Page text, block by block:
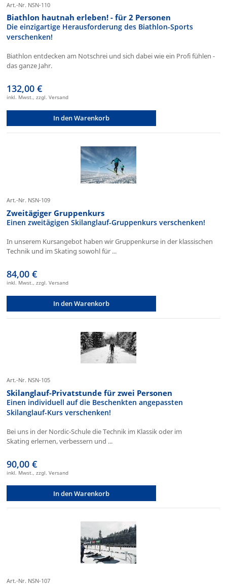
Art.-Nr. NSN-110
Biathlon hautnah erleben! - für 2 Personen
Die einzigartige Herausforderung des Biathlon-Sports
verschenken!
Biathlon entdecken am Notschrei und sich dabei wie ein Profi fühlen -
das ganze Jahr.
132,00 €
inkl. Mwst., zzgl. Versand
In den Warenkorb
Art.-Nr. NSN-109
Zweitägiger Gruppenkurs
Einen zweitägigen Skilanglauf-Gruppenkurs verschenken!
In unserem Kursangebot haben wir Gruppenkurse in der klassischen
Technik und im Skating sowohl für ...
84,00 €
inkl. Mwst., zzgl. Versand
In den Warenkorb
Art.-Nr. NSN-105
Skilanglauf-Privatstunde für zwei Personen
Einen individuell auf die Beschenkten angepassten
Skilanglauf-Kurs verschenken!
Bei uns in der Nordic-Schule die Technik im Klassik oder im
Skating erlernen, verbessern und ...
90,00 €
inkl. Mwst., zzgl. Versand
In den Warenkorb
Art.-Nr. NSN-107